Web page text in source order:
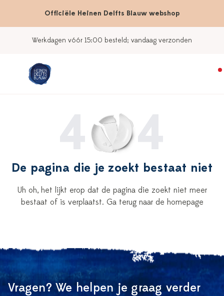
Officiële Heinen Delfts Blauw webshop
Werkdagen vóór 15:00 besteld; vandaag verzonden
De pagina die je zoekt bestaat niet
Uh oh, het lijkt erop dat de pagina die zoekt niet meer
bestaat of is verplaatst. Ga terug naar de homepage
Vragen? We helpen je graag verder